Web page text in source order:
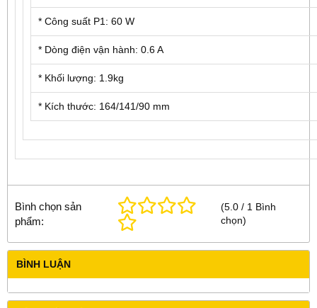
* Công suất P1: 60 W
* Dòng điện vận hành: 0.6 A
* Khối lượng: 1.9kg
* Kích thước: 164/141/90 mm
Bình chọn sản
phẩm:
(5.0 / 1 Bình
chọn)
BÌNH LUẬN